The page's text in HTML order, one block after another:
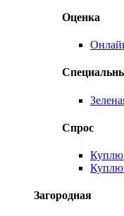
Оценка
Спрос
Куплю
Куплю
Загородная